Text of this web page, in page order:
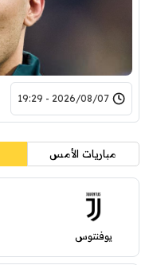
2026/08/07 - 19:29
مباريات الأمس
يوفنتوس